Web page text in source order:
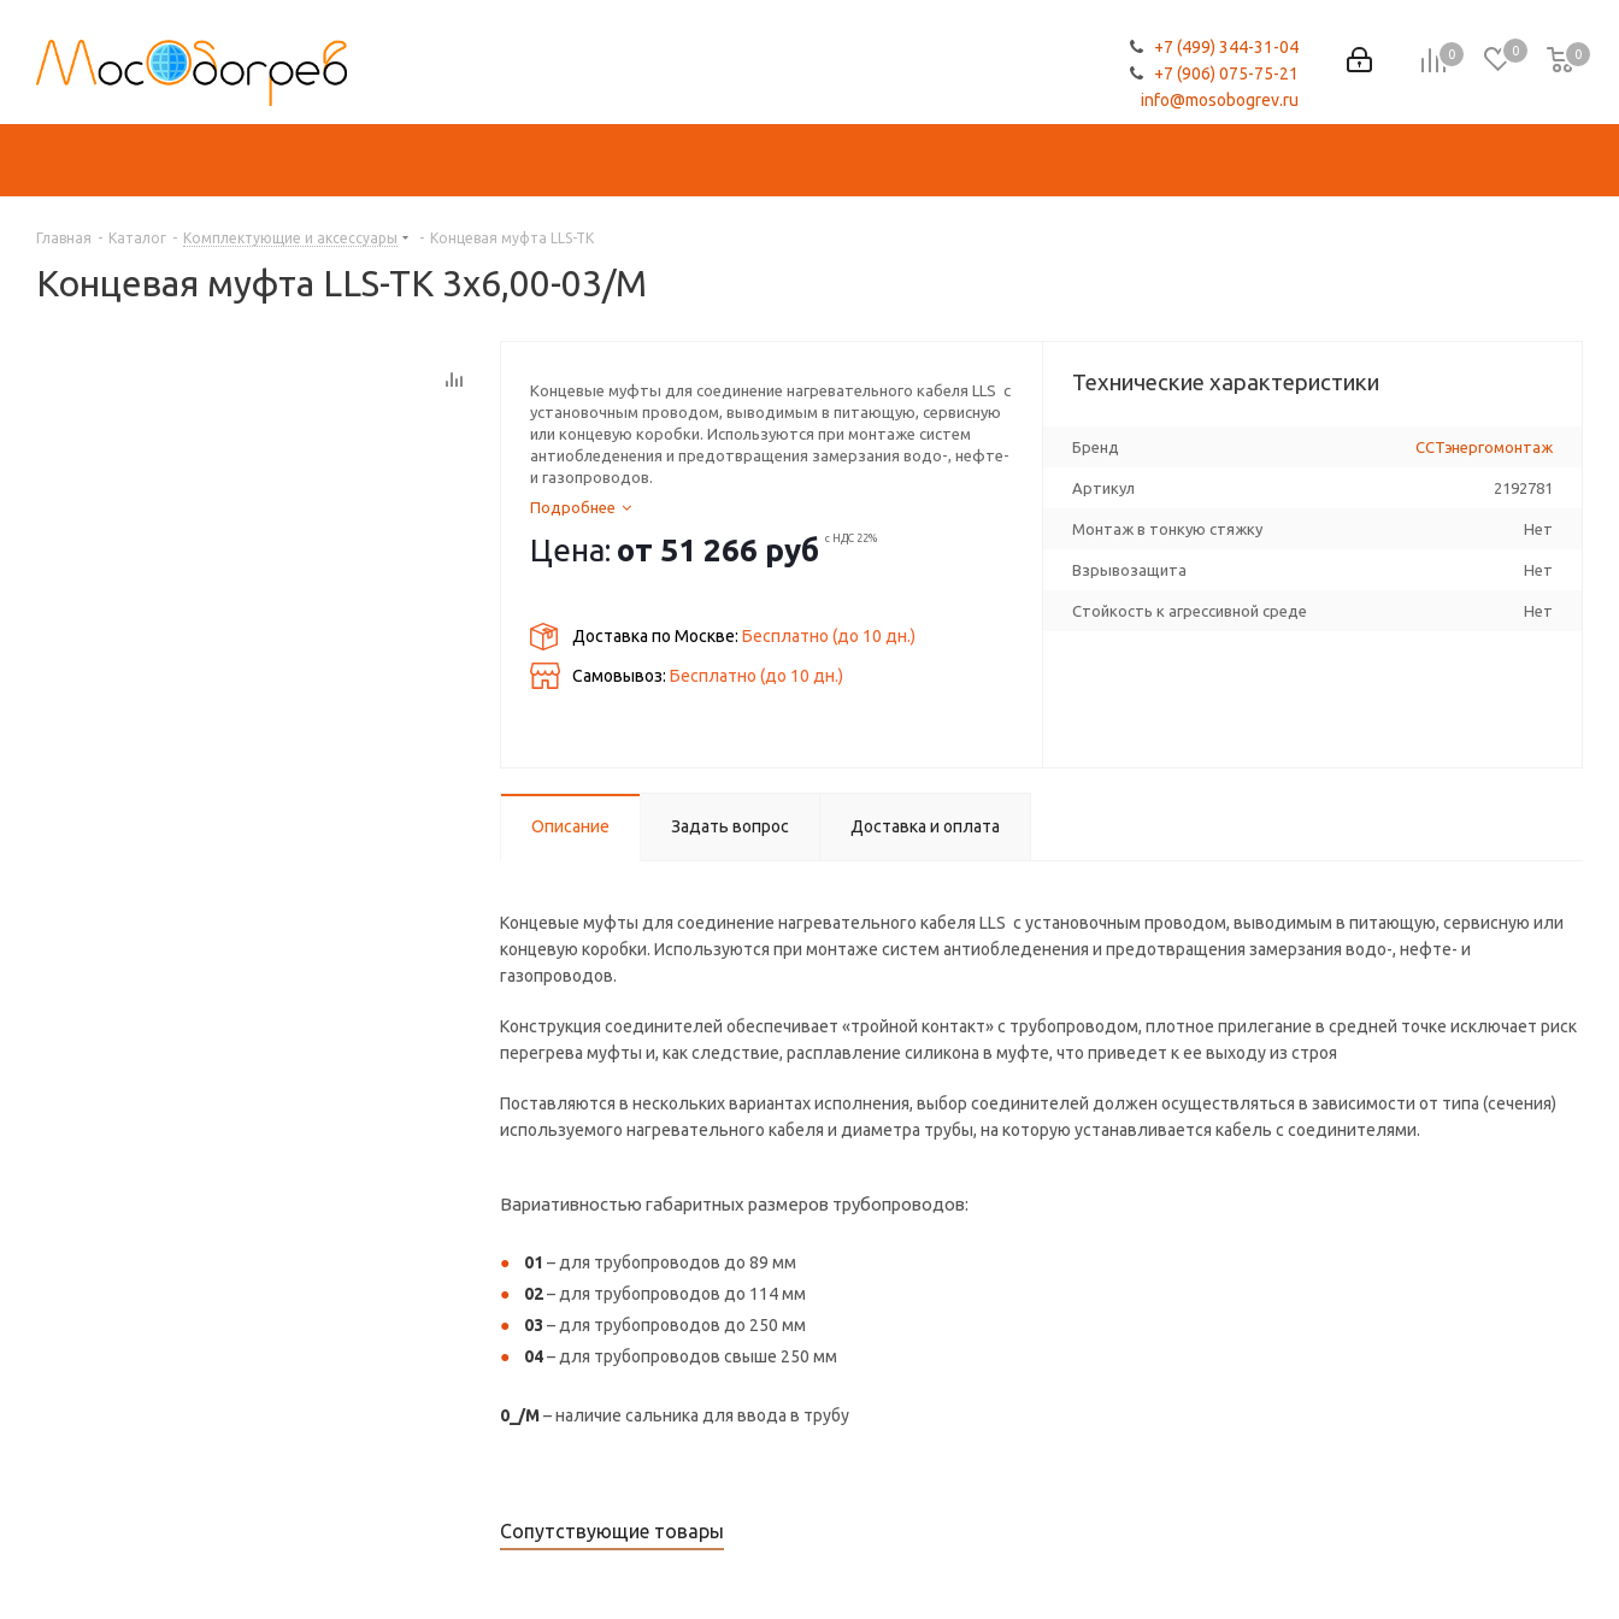
0 0 0
0
+7 (499) 344-31-04
+7 (906) 075-75-21
info@mosobogrev.ru
Главная - Каталог - Комплектующие и аксессуары - Концевая муфта LLS-TK
Концевая муфта LLS-TK 3x6,00-03/M
Концевые муфты для соединение нагревательного кабеля LLS с
установочным проводом, выводимым в питающую, сервисную
или концевую коробки. Используются при монтаже систем
антиобледенения и предотвращения замерзания водо-, нефте-
и газопроводов.
Подробнее
Цена: от 51 266 руб с НДС 22%
Доставка по Москве:Бесплатно (до 10 дн.)
Самовывоз:Бесплатно (до 10 дн.)
Технические характеристики
Бренд ССТэнергомонтаж
Артикул 2192781
Монтаж в тонкую стяжку Нет
Взрывозащита Нет
Стойкость к агрессивной среде Нет
Описание Задать вопрос Доставка и оплата
Концевые муфты для соединение нагревательного кабеля LLS с установочным проводом, выводимым в питающую, сервисную или
концевую коробки. Используются при монтаже систем антиобледенения и предотвращения замерзания водо-, нефте- и
газопроводов.
Конструкция соединителей обеспечивает «тройной контакт» с трубопроводом, плотное прилегание в средней точке исключает риск
перегрева муфты и, как следствие, расплавление силикона в муфте, что приведет к ее выходу из строя
Поставляются в нескольких вариантах исполнения, выбор соединителей должен осуществляться в зависимости от типа (сечения)
используемого нагревательного кабеля и диаметра трубы, на которую устанавливается кабель с соединителями.
Вариативностью габаритных размеров трубопроводов:
01 – для трубопроводов до 89 мм
02– для трубопроводов до 114 мм
03 – для трубопроводов до 250 мм
04– для трубопроводов свыше 250 мм
0_/М– наличие сальника для ввода в трубу
Сопутствующие товары